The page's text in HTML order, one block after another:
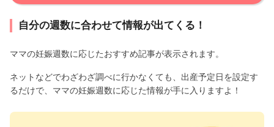
自分の週数に合わせて情報が出てくる！
ママの妊娠週数に応じたおすすめ記事が表示されます。
ネットなどでわざわざ調べに行かなくても、出産予定日を設定す
るだけで、ママの妊娠週数に応じた情報が手に入りますよ！